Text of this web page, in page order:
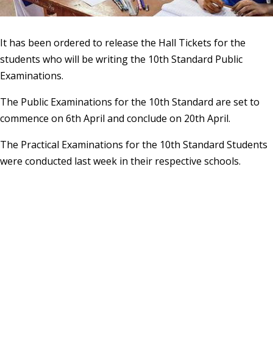
It has been ordered to release the Hall Tickets for the
students who will be writing the 10th Standard Public
Examinations.
The Public Examinations for the 10th Standard are set to
commence on 6th April and conclude on 20th April.
The Practical Examinations for the 10th Standard Students
were conducted last week in their respective schools.